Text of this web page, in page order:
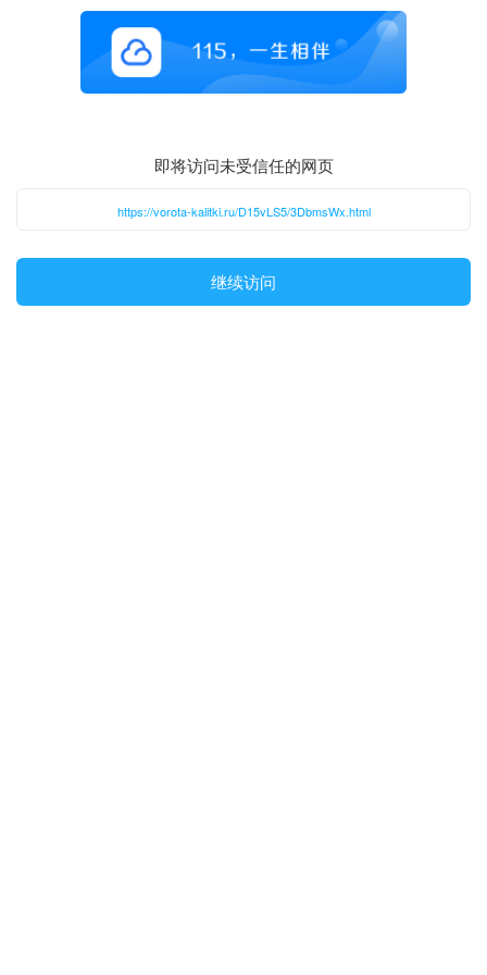
即将访问未受信任的网页
https://vorota-kalitki.ru/D15vLS5/3DbmsWx.html
继续访问